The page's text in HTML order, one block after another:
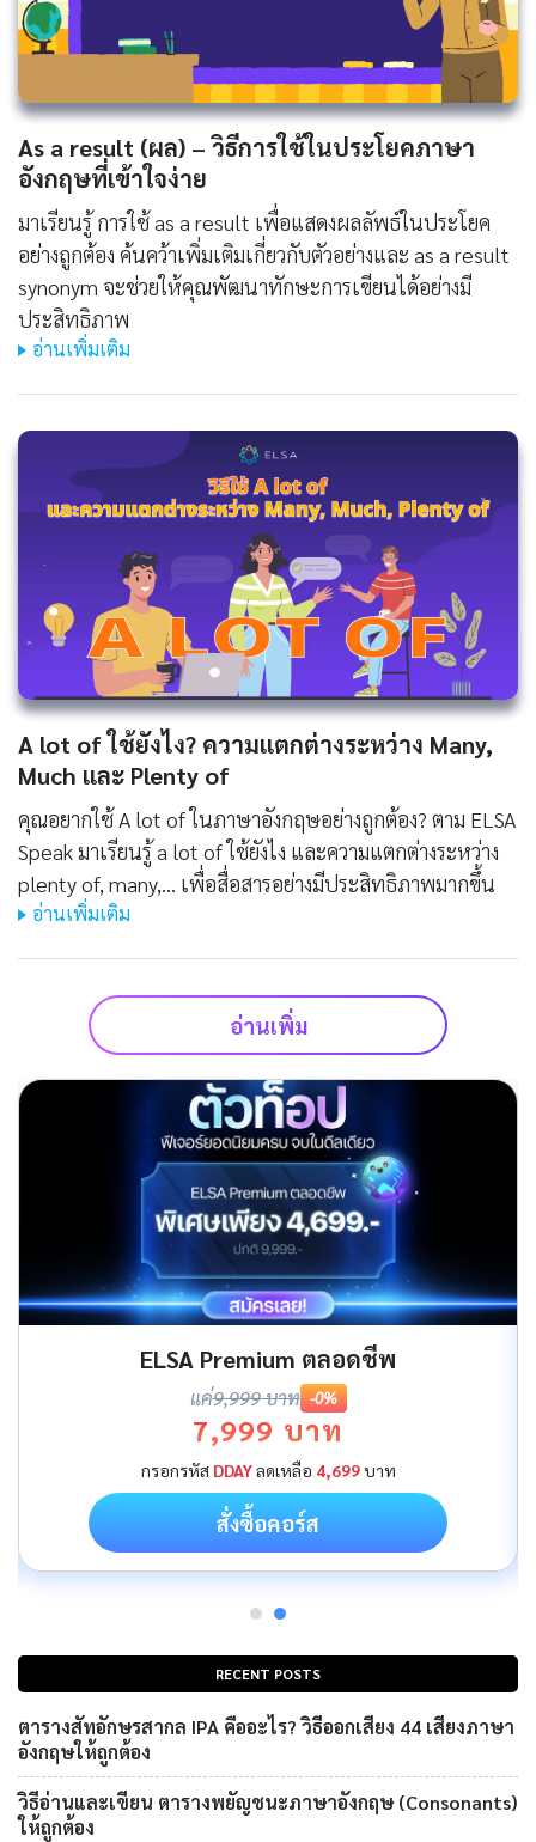
As a result (ผล) – วิธีการใช้ในประโยคภาษา
อังกฤษที่เข้าใจง่าย
มาเรียนรู้ การใช้ as a result เพื่อแสดงผลลัพธ์ในประโยค
อย่างถูกต้อง ค้นคว้าเพิ่มเติมเกี่ยวกับตัวอย่างและ as a result
synonym จะช่วยให้คุณพัฒนาทักษะการเขียนได้อย่างมี
ประสิทธิภาพ
อ่านเพิ่มเติม
A lot of ใช้ยังไง? ความแตกต่างระหว่าง Many,
Much และ Plenty of
คุณอยากใช้ A lot of ในภาษาอังกฤษอย่างถูกต้อง? ตาม ELSA
Speak มาเรียนรู้ a lot of ใช้ยังไง และความแตกต่างระหว่าง
plenty of, many,... เพื่อสื่อสารอย่างมีประสิทธิภาพมากขึ้น
อ่านเพิ่มเติม
อ่านเพิ่ม
RECENT POSTS
ตารางสัทอักษรสากล IPA คืออะไร? วิธีออกเสียง 44 เสียงภาษา
อังกฤษให้ถูกต้อง
วิธีอ่านและเขียน ตารางพยัญชนะภาษาอังกฤษ (Consonants)
ให้ถูกต้อง
ELSA Premium ตลอดชีพ
แค่9,999 บาท -0%
7,999 บาท
กรอกรหัส DDAYลดเหลือ 4,699บาท
สั่งซื้อคอร์ส